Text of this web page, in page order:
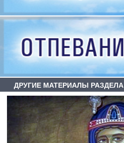
ДРУГИЕ МАТЕРИАЛЫ РАЗДЕЛА